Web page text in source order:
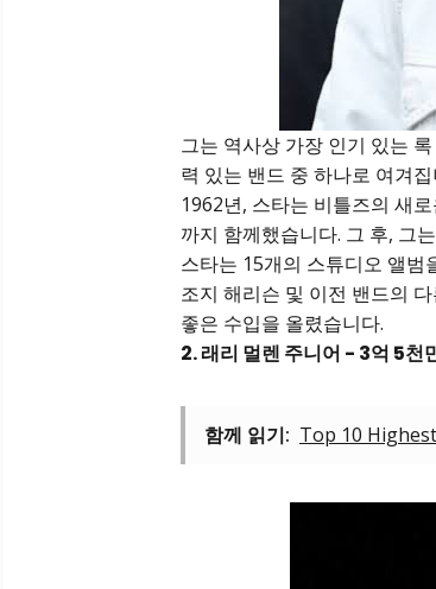
그는 역사상 가장 인기 있는
력 있는 밴드 중 하나로 여겨집
1962년, 스타는 비틀즈의 새
까지 함께했습니다. 그 후, 그
스타는 15개의 스튜디오 앨범
조지 해리슨 및 이전 밴드의
좋은 수입을 올렸습니다.
2. 래리 멀렌 주니어 - 3억 5천
함께 읽기: Top 10